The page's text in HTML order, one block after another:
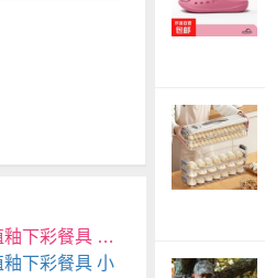
肆月日式盘子家用陶瓷盘菜盘早餐盘高颜值釉下彩餐具 小碗【4只】
下彩餐具 小